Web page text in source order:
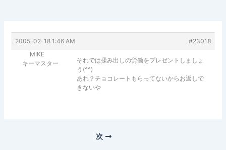
2005-02-18 1:46 AM
#23018
MIKE
キーマスター
それでは揉み出しの労働をプレゼントしましょ
う(^^)
あれ？チョコレートもらってないからお返しで
きないや
次